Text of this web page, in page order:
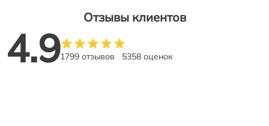
Отзывы клиентов
4.91799 отзывов 5358 оценок